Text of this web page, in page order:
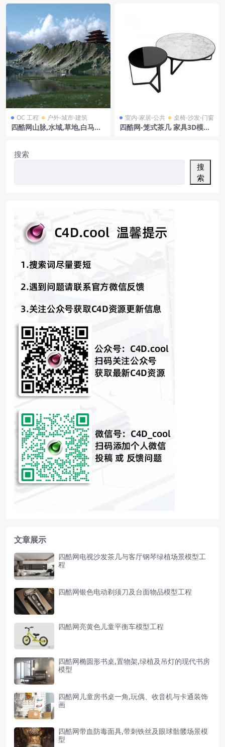
OC 工程 户外-城市-建筑
四酷网山脉,水域,草地,白马及
室内-家居-公共 桌椅-沙发-门窗
四酷网-笼式茶几 家具3D模型
搜索
搜
索
文章展示
四酷网电视沙发茶几与客厅钢琴绿植场景模型工
程
四酷网银色电动剃须刀及台面物品模型工程
四酷网亮黄色儿童平衡车模型工程
四酷网椭圆形书桌,置物架,绿植及吊灯的现代书房
模型
四酷网儿童房书桌一角,玩偶、收音机与卡通装饰
画
四酷网带血防毒面具,带刺铁丝及眼球骷髅场景模
型